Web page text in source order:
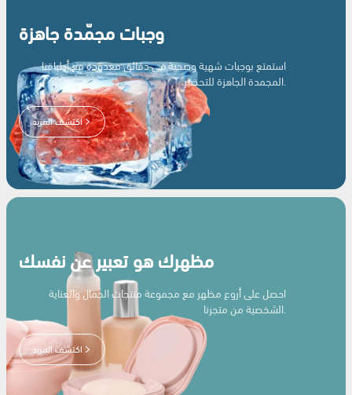
وجبات مجمّدة جاهزة
استمتع بوجبات شهية وصحية في دقائق معدودة مع أطباقنا
المجمدة الجاهزة للتحضير.
اكتشف المزيد
مظهرك هو تعبير عن نفسك
احصل على أروع مظهر مع مجموعة منتجات الجمال والعناية
الشخصية من متجرنا.
اكتشف المزيد